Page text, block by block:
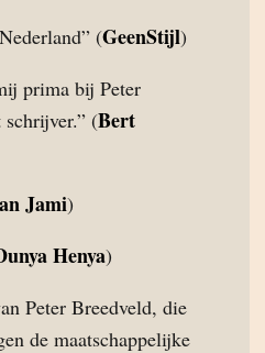
(GeenStijl)
prima bij Peter
(Bert
Jami)
Henya)
Peter Breedveld, die
de maatschappelijke